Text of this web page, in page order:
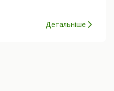
Детальніше